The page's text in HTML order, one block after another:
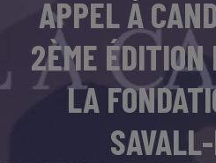
APPEL À
2ÈME ÉDITION
LA